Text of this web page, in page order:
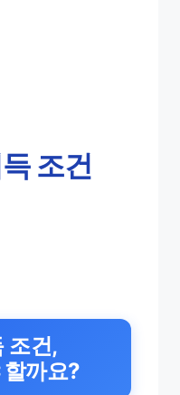
조건
조건,
까요?